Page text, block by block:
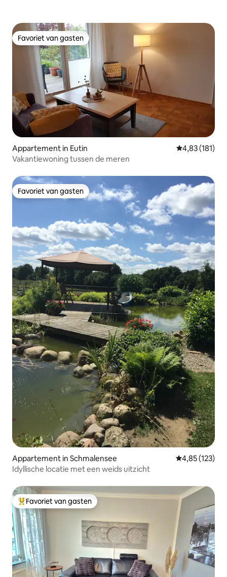
Favoriet van gasten
Favoriet van gasten
Appartement in Eutin Gemiddelde
4,83 (181)
Vakantiewoning tussen de meren
Favoriet van gasten
Favoriet van gasten
Appartement in Schmalensee Gemiddelde
4,85 (123)
Idyllische locatie met een weids uitzicht
Topfavoriet van gasten
Favoriet van gasten